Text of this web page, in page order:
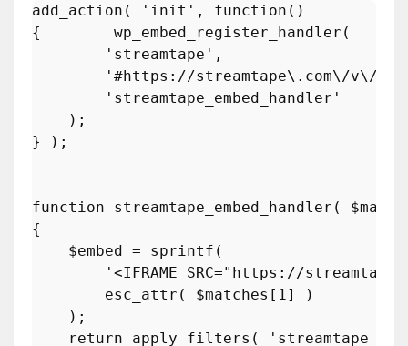
add_action ( 'init' , function()
{ wp_embed_register_handler (
'streamtape' ,
'#https://streamtape\.com\/v\/
'streamtape_embed_handler'
    );
} );
function streamtape_embed_handler (
{
$embed = sprintf (
'<IFRAME SRC="https://
esc_attr ( $matches [ 1] )
    );
return
apply_filters (